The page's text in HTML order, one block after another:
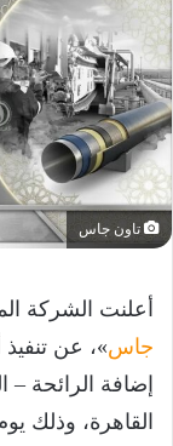
تاون جاس
أعلنت الشركة
جاس»، عن
إضافة الرائحة